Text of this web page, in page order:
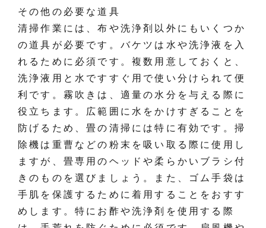
その他の必要な道具
清掃作業には、布や洗浄剤以外にもいくつか
の道具が必要です。バケツは水や洗浄液を入
れるために必須です。複数用意しておくと、
洗浄液用と水ですすぐ用で使い分けられて便
利です。霧吹きは、適量の水分を与える際に
役立ちます。広範囲に水をかけすぎることを
防げるため、畳の清掃には特に有効です。掃
除機は重曹などの粉末を吸い取る際に使用し
ますが、畳専用のヘッドや柔らかいブラシ付
きのものを選びましょう。また、ゴム手袋は
手肌を保護するために着用することをおすす
めします。特にお酢や洗浄剤を使用する際